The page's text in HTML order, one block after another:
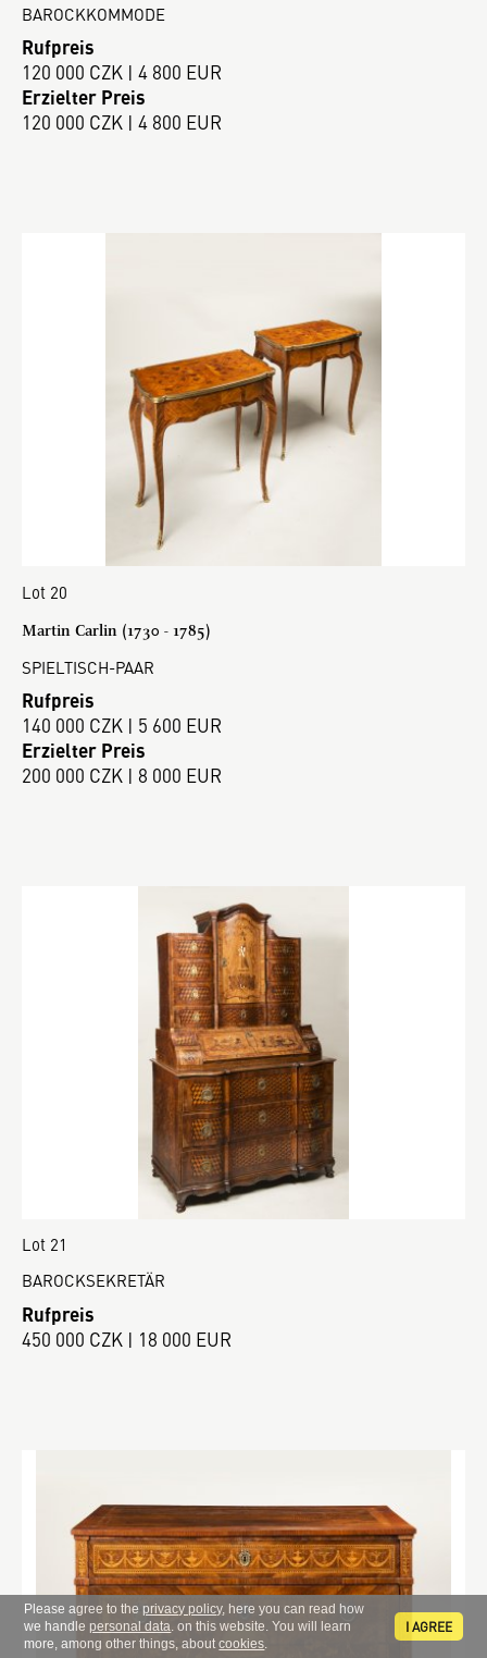
Please agree to the privacy policy, here you can read how
we handlepersonal data. on this website. You will learn
more, among other things, aboutcookies.
I AGREE
BAROCKKOMMODE
Rufpreis
120 000 CZK | 4 800 EUR
Erzielter Preis
120 000 CZK | 4 800 EUR
Lot 20
Martin Carlin (1730 - 1785)
SPIELTISCH-PAAR
Rufpreis
140 000 CZK | 5 600 EUR
Erzielter Preis
200 000 CZK | 8 000 EUR
Lot 21
BAROCKSEKRETÄR
Rufpreis
450 000 CZK | 18 000 EUR